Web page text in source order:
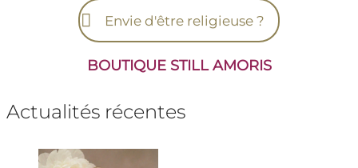
Envie d'être religieuse ?
BOUTIQUE STILL AMORIS
Actualités récentes